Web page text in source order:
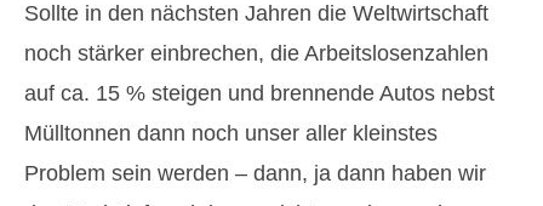
Sollte in den nächsten Jahren die Weltwirtschaft
noch stärker einbrechen, die Arbeitslosenzahlen
auf ca. 15 % steigen und brennende Autos nebst
Mülltonnen dann noch unser aller kleinstes
Problem sein werden – dann, ja dann haben wir